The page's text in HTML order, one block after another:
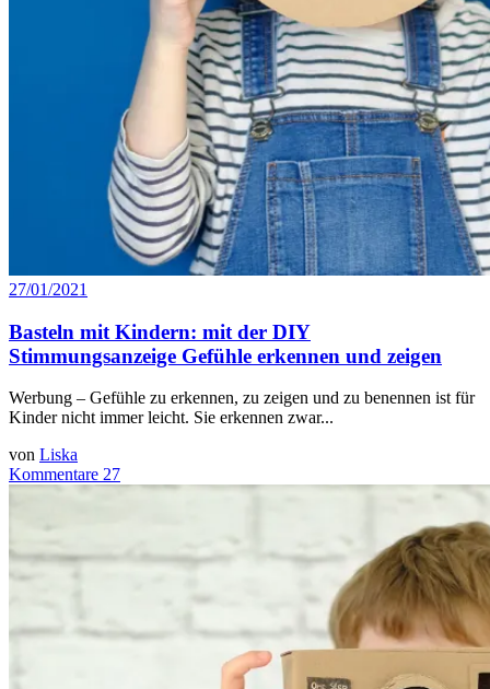
27/01/2021
Basteln mit Kindern: mit der DIY
Stimmungsanzeige Gefühle erkennen und zeigen
Werbung – Gefühle zu erkennen, zu zeigen und zu benennen ist für
Kinder nicht immer leicht. Sie erkennen zwar...
von Liska
Kommentare 27